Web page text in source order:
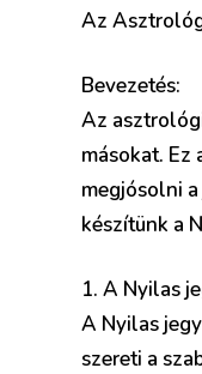
Az
Bevezetés:
Az
másokat.
megjósolni
készítünk a
1. A Nyilas
A Nyilas
szereti a